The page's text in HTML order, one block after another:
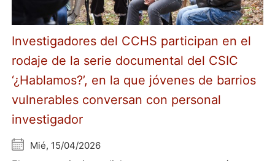
Investigadores del CCHS participan en el
rodaje de la serie documental del CSIC
‘¿Hablamos?’, en la que jóvenes de barrios
vulnerables conversan con personal
investigador
Mié, 15/04/2026